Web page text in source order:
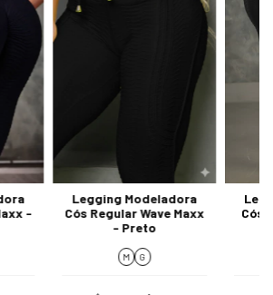
-
Legging Modeladora
Cós Regular Wave Maxx
- Preto
M G
Cós